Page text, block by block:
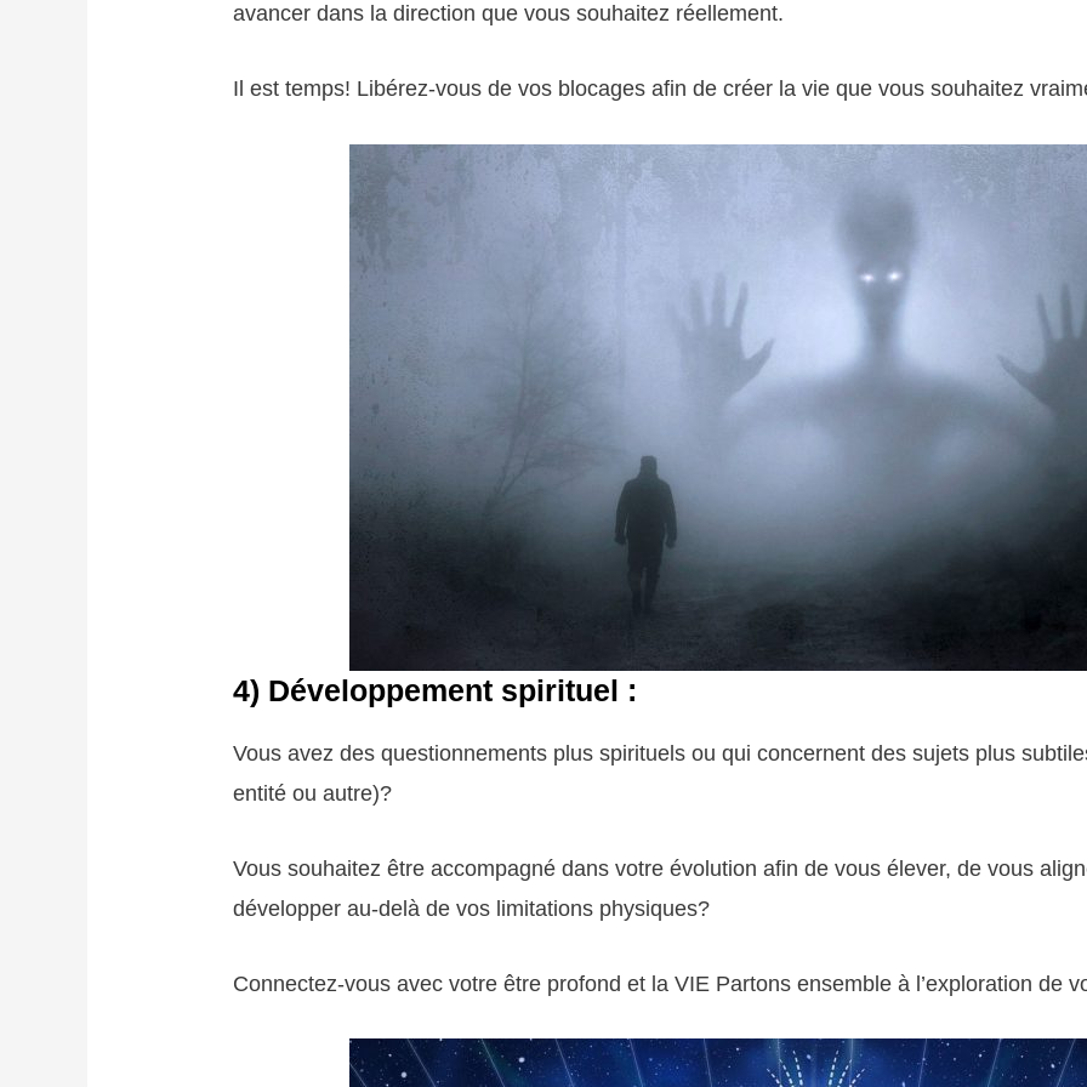
avancer dans la direction que vous souhaitez réellement.
Il est temps! Libérez-vous de vos blocages afin de créer la vie que vous souhaitez
4) Développement spirituel :
Vous avez des questionnements plus spirituels ou qui concernent des sujets plus
entité ou autre)?
Vous souhaitez être accompagné dans votre évolution afin de vous élever, de vous
développer au-delà de vos limitations physiques?
Connectez-vous avec votre être profond et la VIE Partons ensemble à l’exploration de